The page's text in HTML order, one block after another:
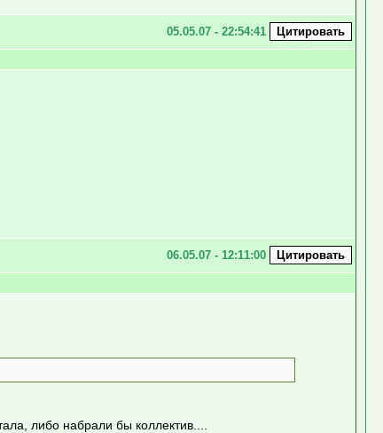
05.05.07 - 22:54:41
06.05.07 - 12:11:00
либо набрали бы коллектив....